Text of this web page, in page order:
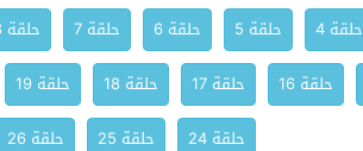
حلقة 4 حلقة 5 حلقة 6 حلقة 7 حلقة 8
حلقة 16 حلقة 17 حلقة 18 حلقة 19
حلقة 24
حلقة 25 حلقة 26